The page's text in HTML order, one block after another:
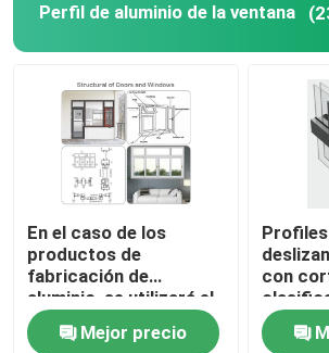
Escalera telescópica de aluminio
Profile de aluminio de esquina
Tubo de aluminio del tubo
Fabricantes de puertas y ventanas
Perfil de ranura de aluminio en T
Perfil de aluminio de la ventana
En el caso de los
productos de
fabricación de
aluminio, se utilizará el
método de producción
de aluminio.Mejor precio
con